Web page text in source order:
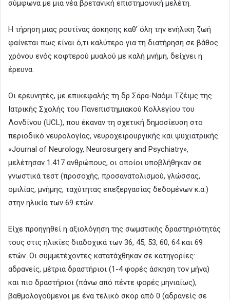
σύμφωνα με μια νέα βρετανική επιστημονική μελέτη.
Η τήρηση μιας ρουτίνας άσκησης καθ’ όλη την ενήλικη ζωή
φαίνεται πως είναι ό,τι καλύτερο για τη διατήρηση σε βάθος
χρόνου ενός κοφτερού μυαλού με καλή μνήμη, δείχνει η
έρευνα.
Οι ερευνητές, με επικεφαλής τη δρ Σάρα-Ναόμι Τζέιμς της
Ιατρικής Σχολής του Πανεπιστημιακού Κολλεγίου του
Λονδίνου (UCL), που έκαναν τη σχετική δημοσίευση στο
περιοδικό νευρολογίας, νευροχειρουργικής και ψυχιατρικής
«Journal of Neurology, Neurosurgery and Psychiatry»,
μελέτησαν 1.417 ανθρώπους, οι οποίοι υποβλήθηκαν σε
γνωστικά τεστ (προσοχής, προσανατολισμού, γλώσσας,
ομιλίας, μνήμης, ταχύτητας επεξεργασίας δεδομένων κ.α.)
στην ηλικία των 69 ετών.
Είχε προηγηθεί η αξιολόγηση της σωματικής δραστηριότητάς
τους στις ηλικίες διαδοχικά των 36, 45, 53, 60, 64 και 69
ετών. Οι συμμετέχοντες κατατάχθηκαν σε κατηγορίες:
αδρανείς, μέτρια δραστήριοι (1-4 φορές άσκηση τον μήνα)
και πιο δραστήριοι (πάνω από πέντε φορές μηνιαίως),
βαθμολογούμενοι με ένα τελικό σκορ από 0 (αδρανείς σε